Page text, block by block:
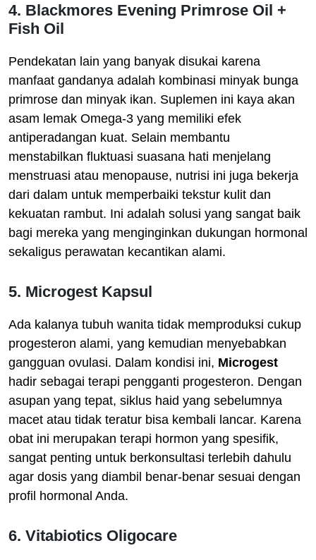
4. Blackmores Evening Primrose Oil +
Fish Oil
Pendekatan lain yang banyak disukai karena
manfaat gandanya adalah kombinasi minyak bunga
primrose dan minyak ikan. Suplemen ini kaya akan
asam lemak Omega-3 yang memiliki efek
antiperadangan kuat. Selain membantu
menstabilkan fluktuasi suasana hati menjelang
menstruasi atau menopause, nutrisi ini juga bekerja
dari dalam untuk memperbaiki tekstur kulit dan
kekuatan rambut. Ini adalah solusi yang sangat baik
bagi mereka yang menginginkan dukungan hormonal
sekaligus perawatan kecantikan alami.
5. Microgest Kapsul
Ada kalanya tubuh wanita tidak memproduksi cukup
progesteron alami, yang kemudian menyebabkan
gangguan ovulasi. Dalam kondisi ini, Microgest
hadir sebagai terapi pengganti progesteron. Dengan
asupan yang tepat, siklus haid yang sebelumnya
macet atau tidak teratur bisa kembali lancar. Karena
obat ini merupakan terapi hormon yang spesifik,
sangat penting untuk berkonsultasi terlebih dahulu
agar dosis yang diambil benar-benar sesuai dengan
profil hormonal Anda.
6. Vitabiotics Oligocare